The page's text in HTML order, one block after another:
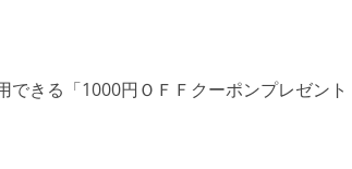
きる「1000円ＯＦＦクーポンプレゼント